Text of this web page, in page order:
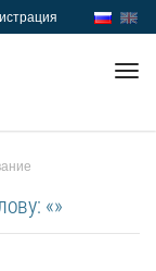
«»